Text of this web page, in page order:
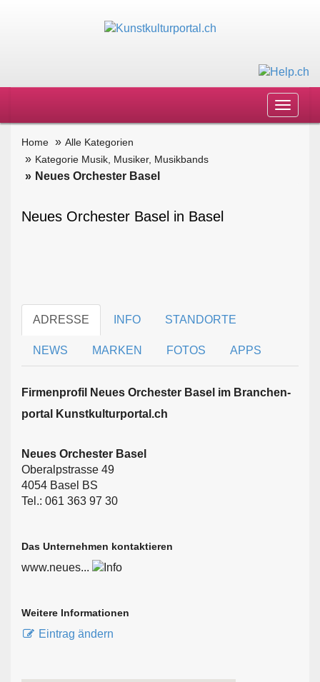
Toggle
Home
Alle Kategorien
Kategorie Musik, Musiker, Musikbands
Neues Orchester Basel
Neues Orchester Basel in Basel
ADRESSE INFO STANDORTE
NEWS MARKEN FOTOS APPS
Firmen­profil Neues Orchester Basel im Branchen­
portal Kunstkulturportal.ch
Neues Orchester Basel
Oberalpstrasse 49
4054 Basel BS
Tel.: 061 363 97 30
Das Unternehmen kontaktieren
www.neues...
Weitere Informationen
Eintrag ändern